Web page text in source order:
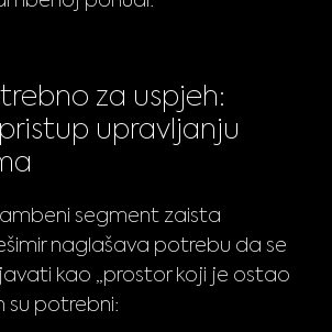
za uspjeh:
upravljanju
segment zaista
naglašava potrebu da se
kao „prostor koji je ostao
su potrebni: